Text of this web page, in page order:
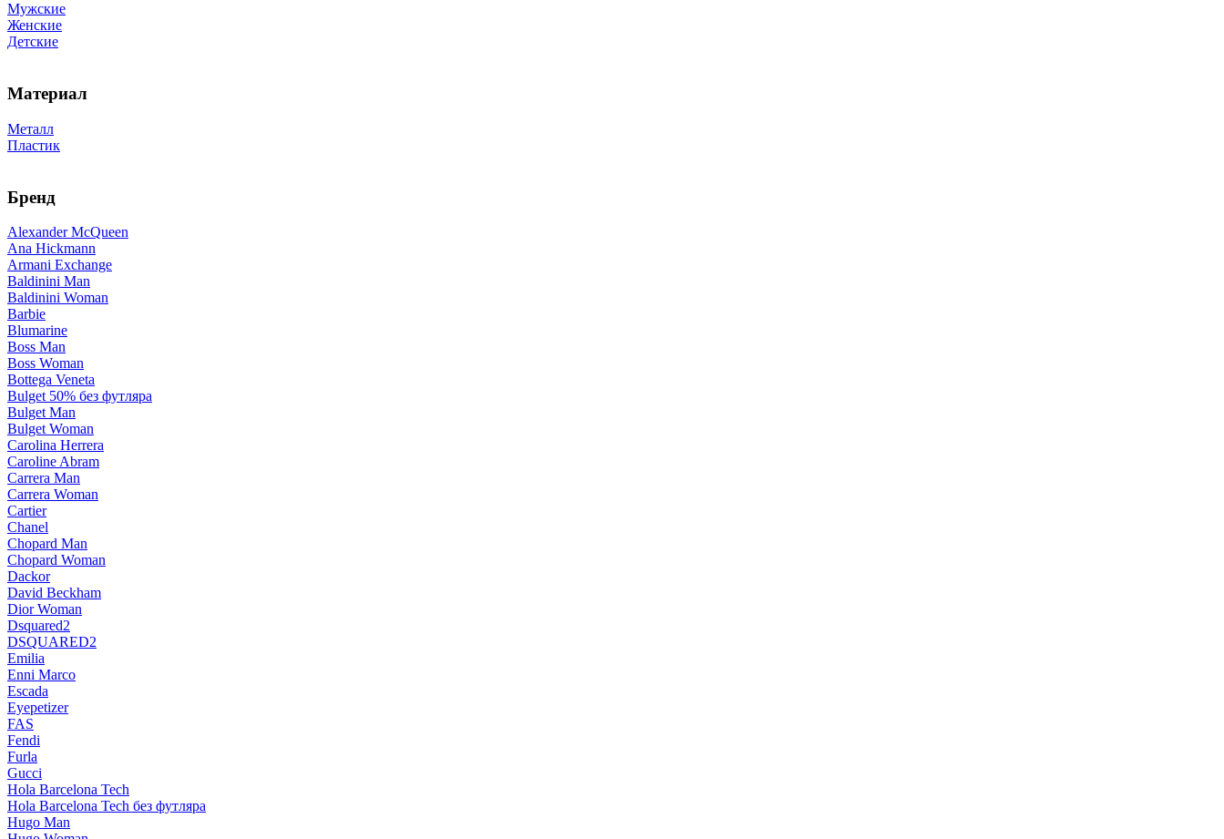
Мужские
Женские
Детские
Материал
Металл
Пластик
Бренд
Alexander McQueen
Ana Hickmann
Armani Exchange
Baldinini Man
Baldinini Woman
Barbie
Blumarine
Boss Man
Boss Woman
Bottega Veneta
Bulget 50% без футляра
Bulget Man
Bulget Woman
Carolina Herrera
Caroline Abram
Carrera Man
Carrera Woman
Cartier
Chanel
Chopard Man
Chopard Woman
Dackor
David Beckham
Dior Woman
Dsquared2
DSQUARED2
Emilia
Enni Marco
Escada
Eyepetizer
FAS
Fendi
Furla
Gucci
Hola Barcelona Tech
Hola Barcelona Tech без футляра
Hugo Man